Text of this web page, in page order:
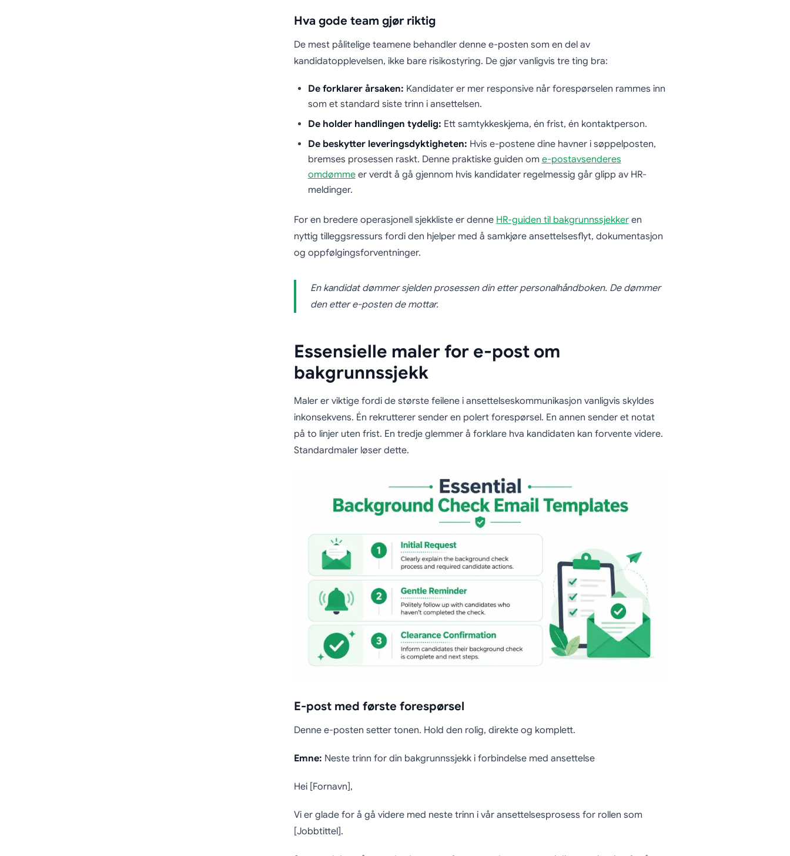
Hva gode team gjør riktig
De mest pålitelige teamene behandler denne e-posten som en del av
kandidatopplevelsen, ikke bare risikostyring. De gjør vanligvis tre ting bra:
De forklarer årsaken: Kandidater er mer responsive når forespørselen rammes inn
som et standard siste trinn i ansettelsen.
De holder handlingen tydelig: Ett samtykkeskjema, én frist, én kontaktperson.
De beskytter leveringsdyktigheten: Hvis e-postene dine havner i søppelposten,
bremses prosessen raskt. Denne praktiske guiden om e-postavsenderes
omdømmeer verdt å gå gjennom hvis kandidater regelmessig går glipp av HR-
meldinger.
For en bredere operasjonell sjekkliste er denne HR-guiden til bakgrunnssjekkeren
nyttig tilleggsressurs fordi den hjelper med å samkjøre ansettelsesflyt, dokumentasjon
og oppfølgingsforventninger.
En kandidat dømmer sjelden prosessen din etter personalhåndboken. De dømmer
den etter e-posten de mottar.
Essensielle maler for e-post om
bakgrunnssjekk
Maler er viktige fordi de største feilene i ansettelseskommunikasjon vanligvis skyldes
inkonsekvens. Én rekrutterer sender en polert forespørsel. En annen sender et notat
på to linjer uten frist. En tredje glemmer å forklare hva kandidaten kan forvente videre.
Standardmaler løser dette.
E-post med første forespørsel
Denne e-posten setter tonen. Hold den rolig, direkte og komplett.
Emne: Neste trinn for din bakgrunnssjekk i forbindelse med ansettelse
Hei [Fornavn],
Vi er glade for å gå videre med neste trinn i vår ansettelsesprosess for rollen som
[Jobbtittel].